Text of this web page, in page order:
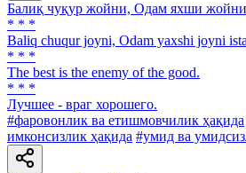
Балиқ чуқур жойни, Одам яхши жойни
* * *
Baliq chuqur joyni, Odam yaxshi joyni
* * *
The best is the enemy of the good.
* * *
Лучшее - враг хорошего.
#фаровонлик ва етишмовчилик ҳақида
имконсизлик ҳақида #умид ва